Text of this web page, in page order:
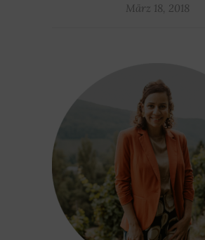
März 18, 2018